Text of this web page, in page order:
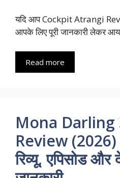
यदि आप Cockpit Atrangi
आपके लिए पूरी जानकारी लेकर
Read more
Mona Darling
Review (2026)
रिव्यू, एपिसोड और